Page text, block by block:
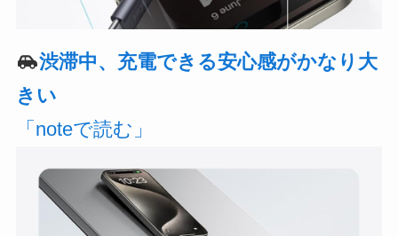
渋滞中、充電できる安心感がかなり大
きい
「noteで読む」